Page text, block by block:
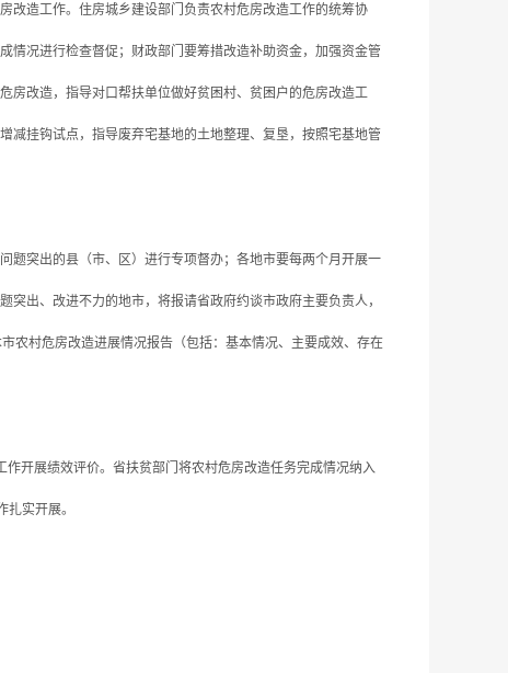
改造工作。住房城乡建设部门负责农村危房改造工作的统筹协
情况进行检查督促；财政部门要筹措改造补助资金，加强资金管
房改造，指导对口帮扶单位做好贫困村、贫困户的危房改造工
减挂钩试点，指导废弃宅基地的土地整理、复垦，按照宅基地管
突出的县（市、区）进行专项督办；各地市要每两个月开展一
出、改进不力的地市，将报请省政府约谈市政府主要负责人，
农村危房改造进展情况报告（包括：基本情况、主要成效、存在
开展绩效评价。省扶贫部门将农村危房改造任务完成情况纳入
实开展。